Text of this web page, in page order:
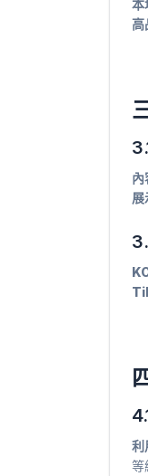
本
高
內
展
利
等